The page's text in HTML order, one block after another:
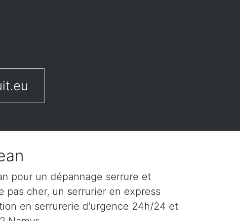
pour un dépannage serrure et
pas cher, un serrurier en express
en serrurerie d'urgence 24h/24 et